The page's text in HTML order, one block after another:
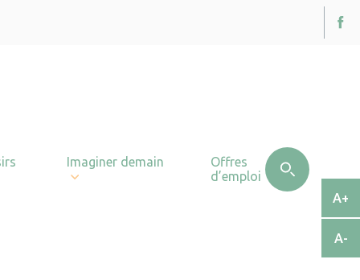
Imaginer demain
Offres
d’emploi
A+
A-